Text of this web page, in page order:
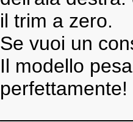
il trim a zero.
Se vuoi un
Il modello
perfettamente!